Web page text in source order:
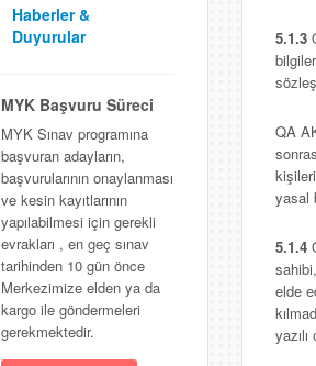
Haberler &
Duyurular
MYK Başvuru Süreci
MYK Sınav programına
başvuran adayların,
başvurularının onaylanması
ve kesin kayıtlarının
yapılabilmesi için gerekli
evrakları , en geç sınav
tarihinden 10 gün önce
Merkezimize elden ya da
kargo ile göndermeleri
gerekmektedir.
5.1.3
QA
yasal
5.1.4
elde